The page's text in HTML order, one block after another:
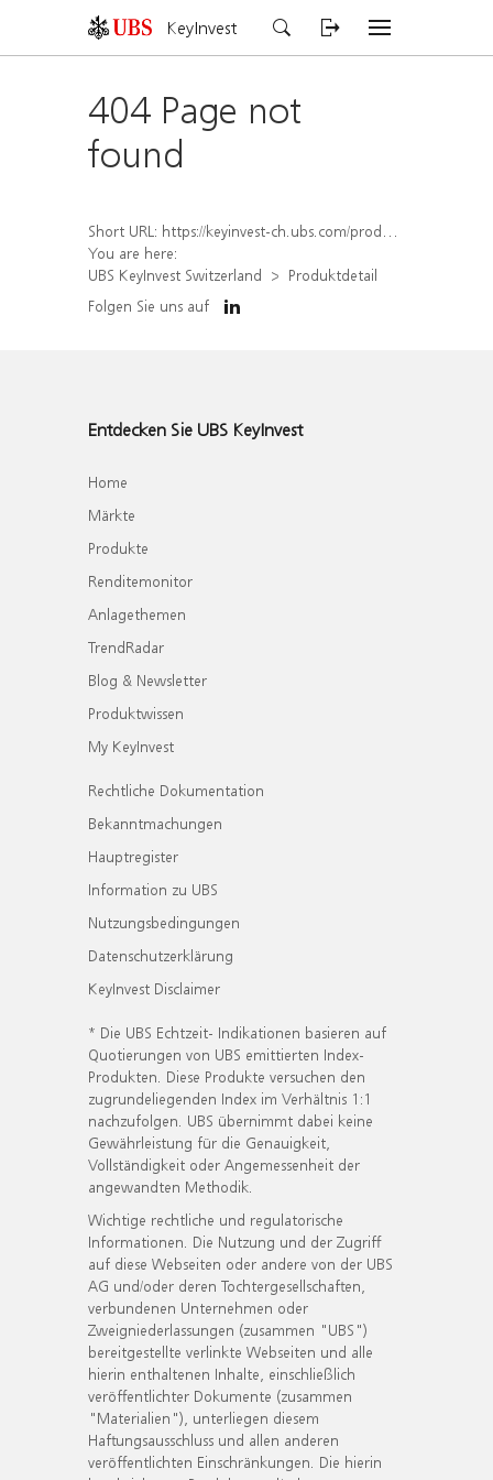
KeyInvest
404 Page not
found
Short URL: https://keyinvest-ch.ubs.com/produkt/detail/index/isin/CH1567417477
You are here:
UBS KeyInvest Switzerland
Produktdetail
Folgen Sie uns auf
Entdecken Sie UBS KeyInvest
Home
Märkte
Produkte
Renditemonitor
Anlagethemen
TrendRadar
Blog & Newsletter
Produktwissen
My KeyInvest
Rechtliche Dokumentation
Bekanntmachungen
Hauptregister
Information zu UBS
Nutzungsbedingungen
Datenschutzerklärung
KeyInvest Disclaimer
* Die UBS Echtzeit- Indikationen basieren auf
Quotierungen von UBS emittierten Index-
Produkten. Diese Produkte versuchen den
zugrundeliegenden Index im Verhältnis 1:1
nachzufolgen. UBS übernimmt dabei keine
Gewährleistung für die Genauigkeit,
Vollständigkeit oder Angemessenheit der
angewandten Methodik.
Wichtige rechtliche und regulatorische
Informationen. Die Nutzung und der Zugriff
auf diese Webseiten oder andere von der UBS
AG und/oder deren Tochtergesellschaften,
verbundenen Unternehmen oder
Zweigniederlassungen (zusammen "UBS")
bereitgestellte verlinkte Webseiten und alle
hierin enthaltenen Inhalte, einschließlich
veröffentlichter Dokumente (zusammen
"Materialien"), unterliegen diesem
Haftungsausschluss und allen anderen
veröffentlichten Einschränkungen. Die hierin